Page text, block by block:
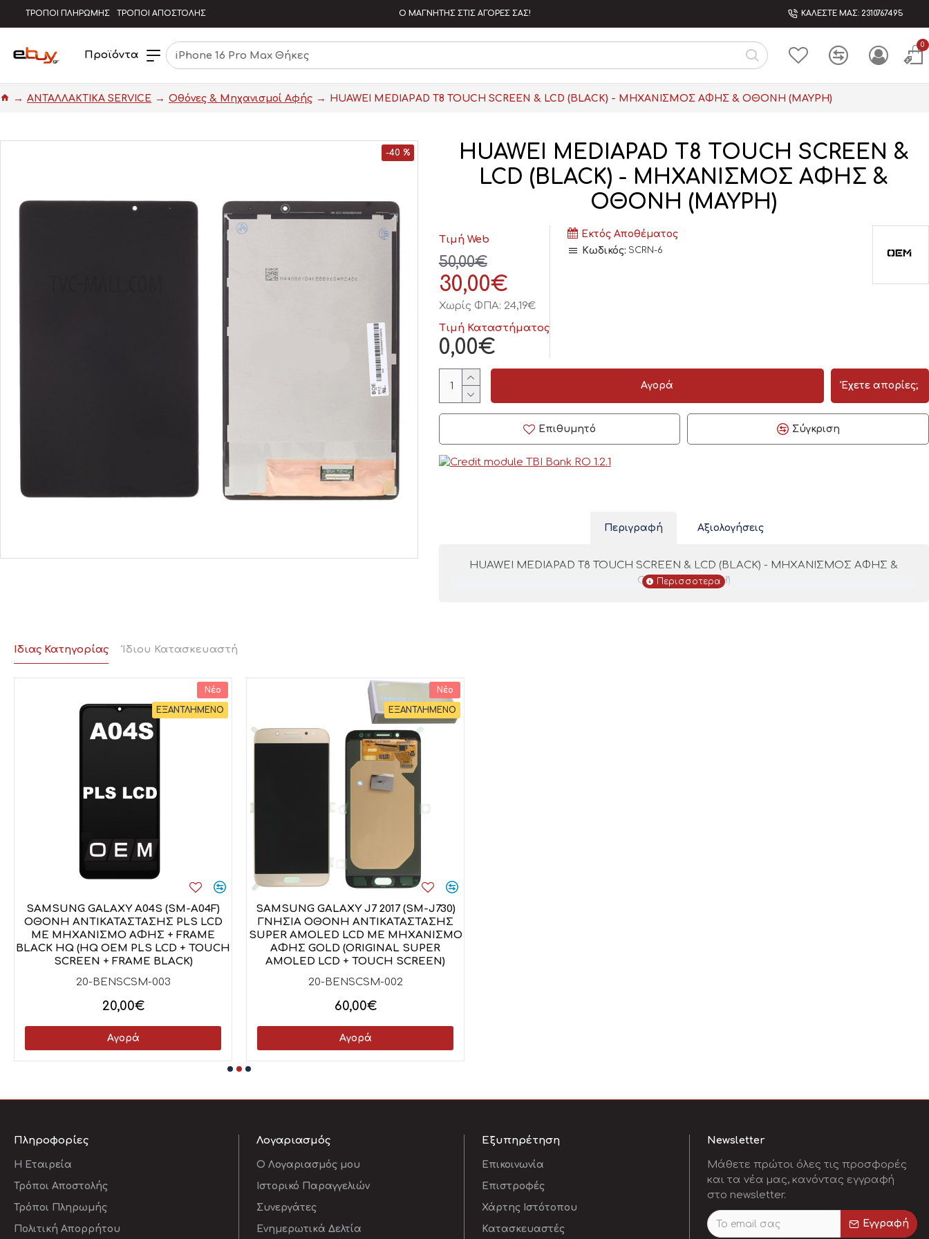
ΤΡΟΠΟΙ ΠΛΗΡΩΜΗΣ ΤΡΟΠΟΙ ΑΠΟΣΤΟΛΗΣ Ο ΜΑΓΝΗΤΗΣ ΣΤΙΣ ΑΓΟΡΕΣ ΣΑΣ! ΚΑΛΕΣΤΕ ΜΑΣ: 2310767495
Προϊόντα
0
ΑΝΤΑΛΛΑΚΤΙΚΑ SERVICE Οθόνες & Μηχανισμοί Αφής HUAWEI MEDIAPAD T8 TOUCH SCREEN & LCD (BLACK) - ΜΗΧΑΝΙΣΜΟΣ ΑΦΗΣ & ΟΘΟΝΗ (ΜΑΥΡΗ)
-40 %
HUAWEI MEDIAPAD T8 TOUCH SCREEN &
LCD (BLACK) - ΜΗΧΑΝΙΣΜΟΣ ΑΦΗΣ &
ΟΘΟΝΗ (ΜΑΥΡΗ)
Τιμή Web
30,00€
50,00€
Χωρίς ΦΠΑ: 24,19€
Τιμή Καταστήματος
0,00€
Εκτός Αποθέματος
Κωδικός: SCRN-6
Αγορά Έχετε απορίες;
Επιθυμητό Σύγκριση
Περιγραφή Αξιολογήσεις
HUAWEI MEDIAPAD T8 TOUCH SCREEN & LCD (BLACK) - ΜΗΧΑΝΙΣΜΟΣ ΑΦΗΣ &
ΟΘΟΝΗ (ΜΑΥΡΗ)
Ίδιας Κατηγορίας Ίδιου Κατασκευαστή
Νέο
ΕΞΑΝΤΛΗΜΕΝΟ
20-BENSCSM-003
SAMSUNG GALAXY A04S (SM-A04F)
ΟΘΟΝΗ ΑΝΤΙΚΑΤΑΣΤΑΣΗΣ PLS LCD
ΜΕ ΜΗΧΑΝΙΣΜΟ ΑΦΗΣ + FRAME
BLACK HQ (HQ OEM PLS LCD + TOUCH
SCREEN + FRAME BLACK)
20,00€
Αγορά
Νέο
ΕΞΑΝΤΛΗΜΕΝΟ
20-BENSCSM-002
SAMSUNG GALAXY J7 2017 (SM-J730)
ΓΝΗΣΙΑ ΟΘΟΝΗ ΑΝΤΙΚΑΤΑΣΤΑΣΗΣ
SUPER AMOLED LCD ΜΕ ΜΗΧΑΝΙΣΜΟ
ΑΦΗΣ GOLD (ORIGINAL SUPER
AMOLED LCD + TOUCH SCREEN)
60,00€
Αγορά
Πληροφορίες
Η Εταιρεία
Τρόποι Αποστολής
Τρόποι Πληρωμής
Πολιτική Απορρήτου
Λογαριασμός
O Λογαριασμός μου
Ιστορικό Παραγγελιών
Συνεργάτες
Ενημερωτικά Δελτία
Εξυπηρέτηση
Επικοινωνία
Επιστροφές
Χάρτης Ιστότοπου
Κατασκευαστές
Newsletter
Μάθετε πρώτοι όλες τις προσφορές
και τα νέα μας, κανόντας εγγραφή
στο newsletter.
Εγγραφή